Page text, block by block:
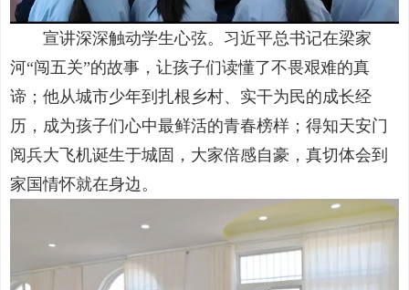
宣讲深深触动学生心弦。习近平总书记在梁家
河“闯五关”的故事，让孩子们读懂了不畏艰难的真
谛；他从城市少年到扎根乡村、实干为民的成长经
历，成为孩子们心中最鲜活的青春榜样；得知天安门
阅兵大飞机诞生于城固，大家倍感自豪，真切体会到
家国情怀就在身边。